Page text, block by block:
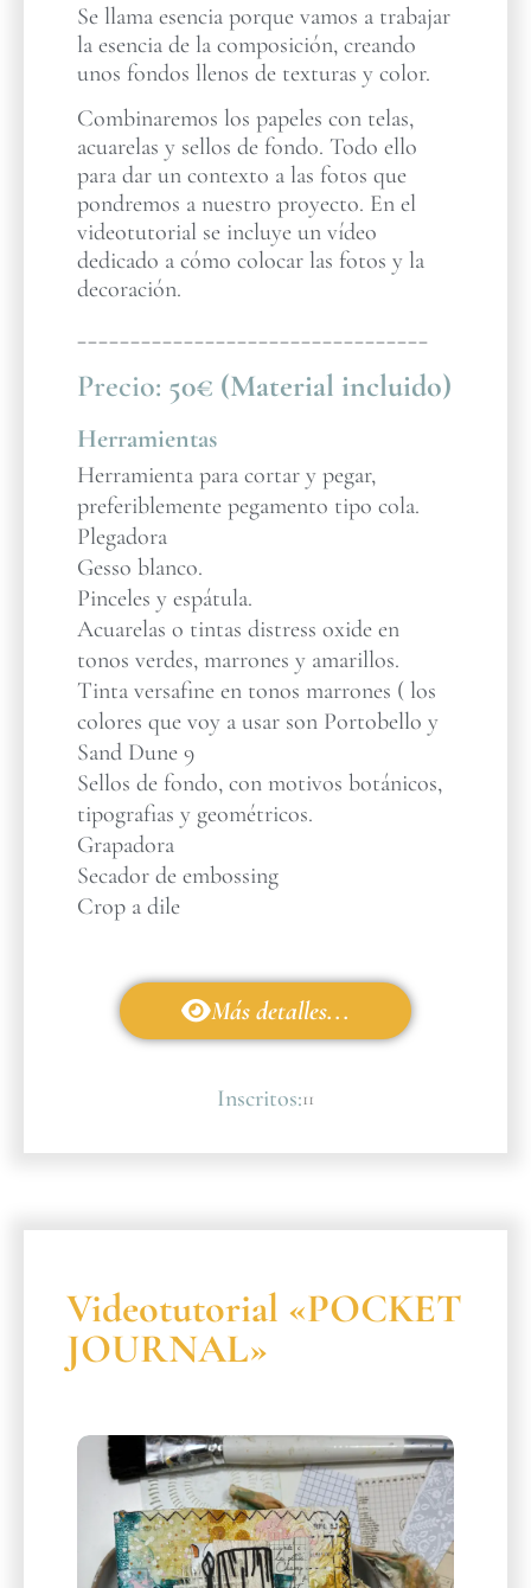
Se llama esencia porque vamos a trabajar
la esencia de la composición, creando
unos fondos llenos de texturas y color.
Combinaremos los papeles con telas,
acuarelas y sellos de fondo. Todo ello
para dar un contexto a las fotos que
pondremos a nuestro proyecto. En el
videotutorial se incluye un vídeo
dedicado a cómo colocar las fotos y la
decoración.
_________________________________
Precio: 50€ (Material incluido)
Herramientas
Herramienta para cortar y pegar,
preferiblemente pegamento tipo cola.
Plegadora
Gesso blanco.
Pinceles y espátula.
Acuarelas o tintas distress oxide en
tonos verdes, marrones y amarillos.
Tinta versafine en tonos marrones ( los
colores que voy a usar son Portobello y
Sand Dune 9
Sellos de fondo, con motivos botánicos,
tipografias y geométricos.
Grapadora
Secador de embossing
Crop a dile
Más detalles...
Inscritos:11
Videotutorial «POCKET
JOURNAL»